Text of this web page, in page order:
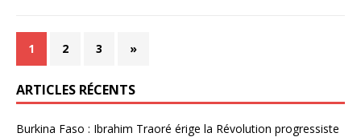
1 2 3 »
ARTICLES RÉCENTS
Burkina Faso : Ibrahim Traoré érige la Révolution progressiste